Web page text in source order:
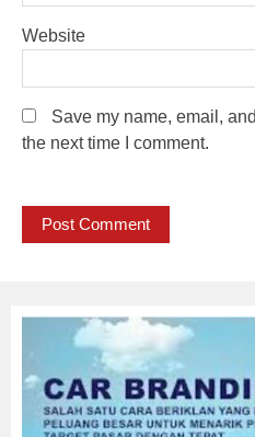
Website
Save my name, email,
the next time I comment.